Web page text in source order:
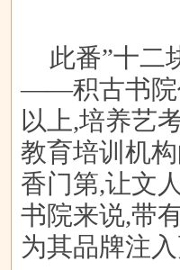
此番”十二
——积古书院
以上,培养艺
教育培训机
香门第,让文
书院来说,带
为其品牌注